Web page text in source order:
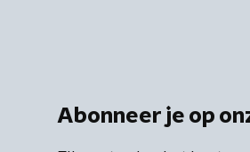
Abonneer je op